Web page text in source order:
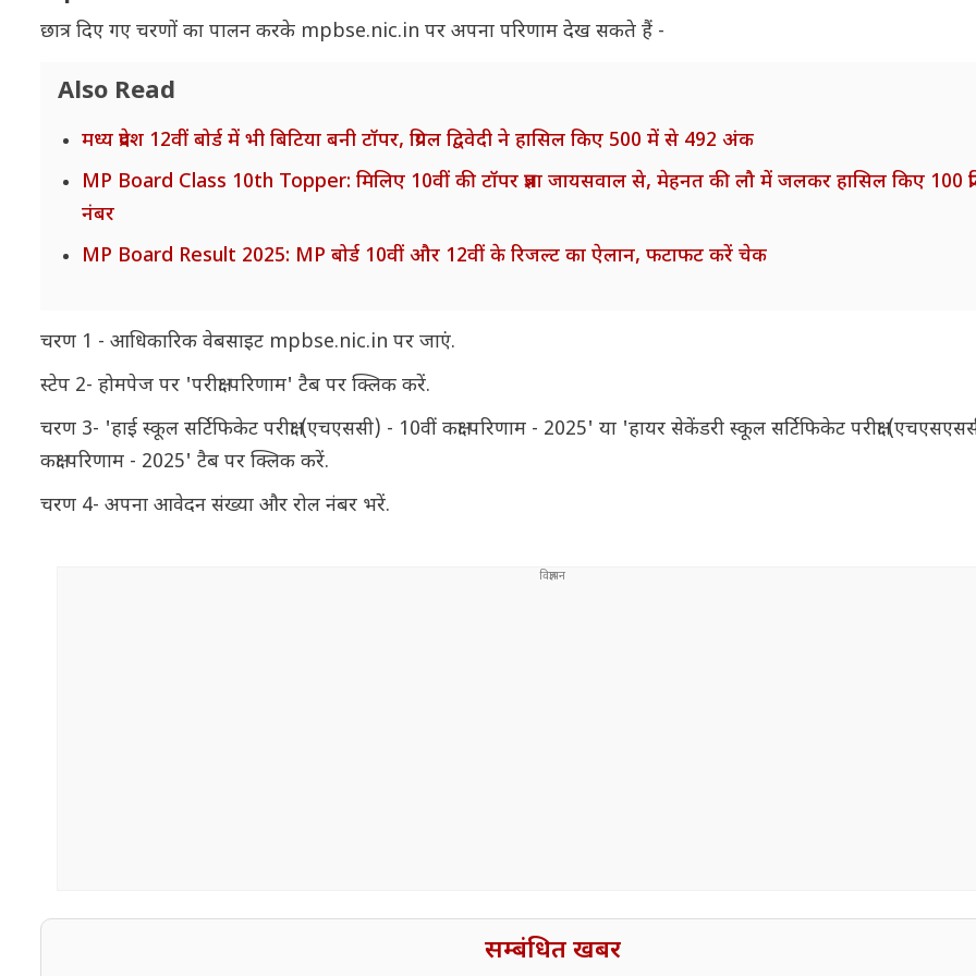
छात्र दिए गए चरणों का पालन करके mpbse.nic.in पर अपना परिणाम देख सकते हैं -
Also Read
मध्य प्रदेश 12वीं बोर्ड में भी बिटिया बनी टॉपर, प्रियल द्विवेदी ने हासिल किए 500 में से 492 अंक
MP Board Class 10th Topper: मिलिए 10वीं की टॉपर प्रज्ञा जायसवाल से, मेहनत की लौ में जलकर हासिल किए 100
नंबर
MP Board Result 2025: MP बोर्ड 10वीं और 12वीं के रिजल्ट का ऐलान, फटाफट करें चेक
चरण 1 - आधिकारिक वेबसाइट mpbse.nic.in पर जाएं.
स्टेप 2- होमपेज पर 'परीक्षा परिणाम' टैब पर क्लिक करें.
चरण 3- 'हाई स्कूल सर्टिफिकेट परीक्षा (एचएससी) - 10वीं कक्षा परिणाम - 2025' या 'हायर सेकेंडरी स्कूल सर्टिफिकेट परीक्षा
कक्षा परिणाम - 2025' टैब पर क्लिक करें.
चरण 4- अपना आवेदन संख्या और रोल नंबर भरें.
सम्बंधित खबर